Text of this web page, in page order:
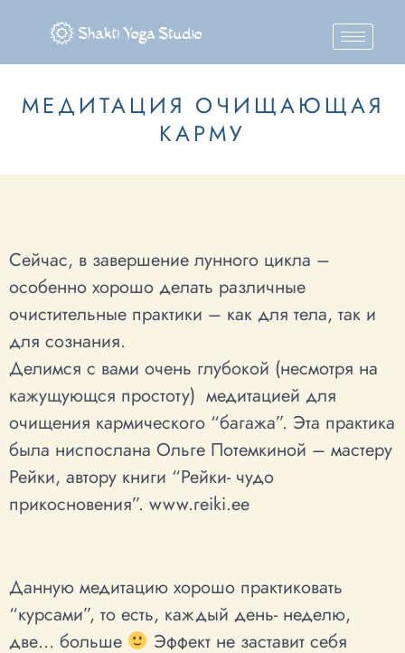
content
МЕДИТАЦИЯ ОЧИЩАЮЩАЯ
КАРМУ
Сейчас, в завершение лунного цикла –
особенно хорошо делать различные
очистительные практики – как для тела, так и
для сознания.
Делимся с вами очень глубокой (несмотря на
кажущующся простоту) медитацией для
очищения кармического “багажа”. Эта практика
была ниспослана Ольге Потемкиной – мастеру
Рейки, автору книги “Рейки- чудо
прикосновения”. www.reiki.ee
Данную медитацию хорошо практиковать
“курсами”, то есть, каждый день- неделю,
две… больше
Эффект не заставит себя